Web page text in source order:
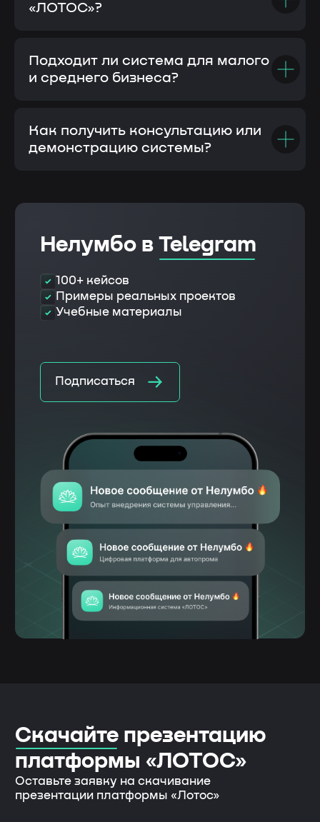
«ЛОТОС»?
Подходит ли система для малого
и среднего бизнеса?
Как получить консультацию или
демонстрацию системы?